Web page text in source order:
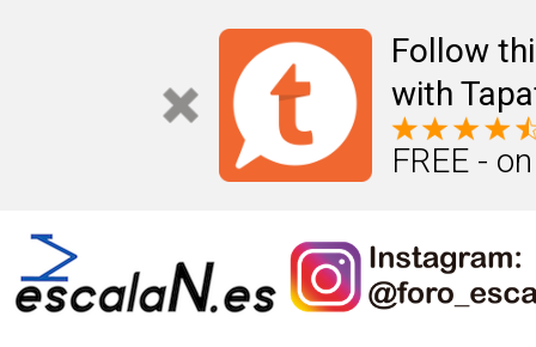
Follow
with
FREE -